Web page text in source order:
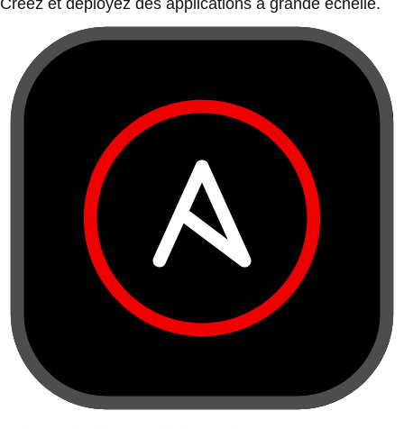
Créez et déployez des applications à grande échelle.